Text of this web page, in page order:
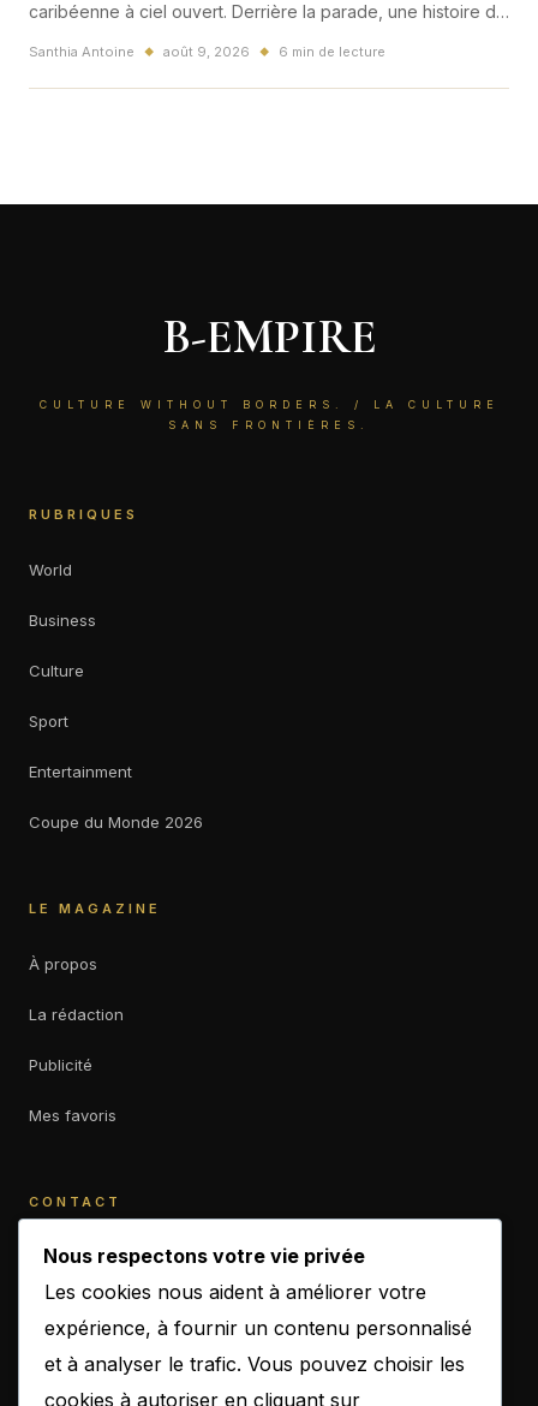
caribéenne à ciel ouvert. Derrière la parade, une histoire de
dépasse largement le Royaume-Uni.
Santhia Antoine ◆ août 9, 2026 ◆ 6 min de lecture
B-EMPIRE
CULTURE WITHOUT BORDERS. / LA CULTURE
SANS FRONTIÈRES.
RUBRIQUES
World
Business
Culture
Sport
Entertainment
Coupe du Monde 2026
LE MAGAZINE
À propos
La rédaction
Publicité
Mes favoris
CONTACT
contact@b-empiremagazine.com
NEWSLETTER
Nous respectons votre vie privée
Les cookies nous aident à améliorer votre
expérience, à fournir un contenu personnalisé
et à analyser le trafic. Vous pouvez choisir les
cookies à autoriser en cliquant sur